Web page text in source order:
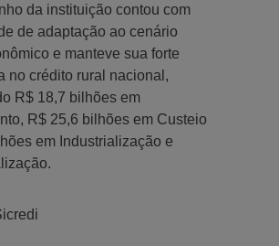
da instituição contou com
de adaptação ao cenário
e manteve sua forte
no crédito rural nacional,
R$ 18,7 bilhões em
R$ 25,6 bilhões em Custeio
em Industrialização e